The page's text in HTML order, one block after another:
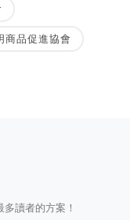
商品促進協會
讀者的方案！